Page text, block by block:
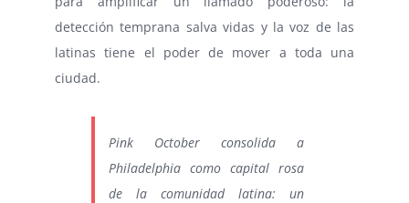
detección temprana salva vidas y la voz de las
latinas tiene el poder de mover a toda una
ciudad.
Pink October consolida a
Philadelphia como capital rosa
de la comunidad latina: un